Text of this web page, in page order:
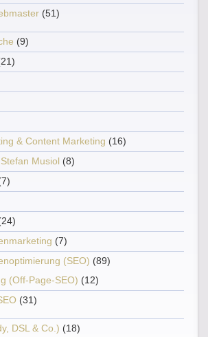
(51)
(9)
& Content Marketing (16)
Musiol (8)
(7)
(SEO) (89)
(Off-Page-SEO) (12)
(31)
DSL & Co.) (18)